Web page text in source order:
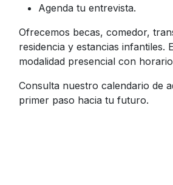
Agenda tu entrevista.
Ofrecemos becas, comedor,
residencia y estancias infantiles.
modalidad presencial con
Consulta nuestro calendario de
primer paso hacia tu futuro.